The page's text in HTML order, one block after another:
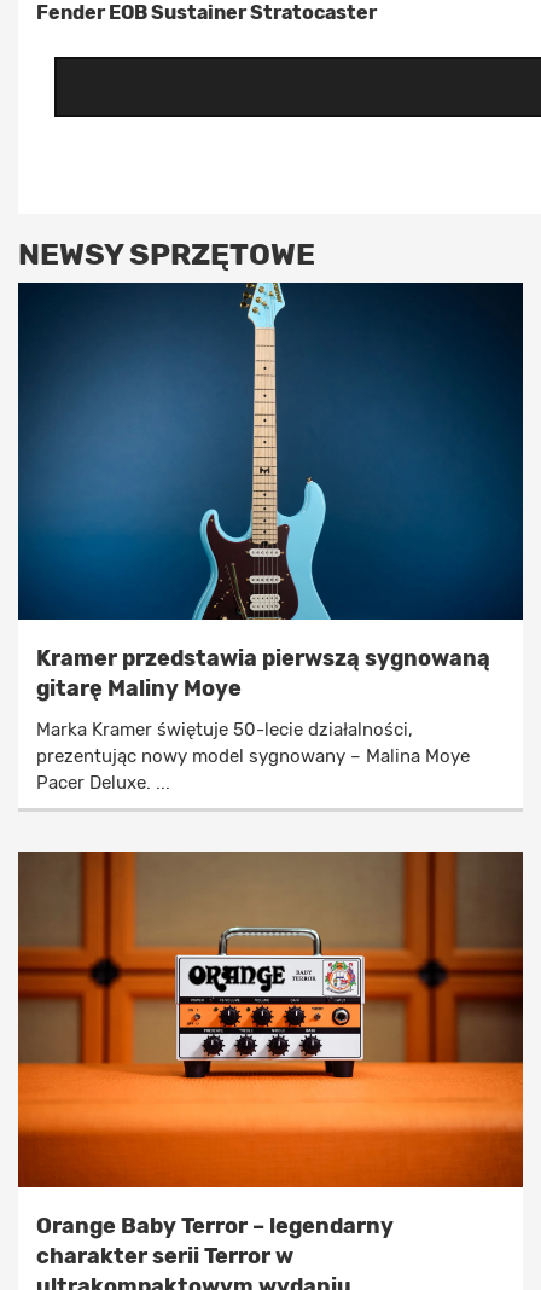
Fender EOB Sustainer Stratocaster
NEWSY SPRZĘTOWE
Kramer przedstawia pierwszą sygnowaną
gitarę Maliny Moye
Marka Kramer świętuje 50-lecie działalności,
prezentując nowy model sygnowany – Malina Moye
Pacer Deluxe. ...
Orange Baby Terror – legendarny
charakter serii Terror w